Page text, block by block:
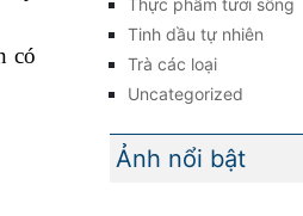
có
Thực phẩm tươi sống
Tinh dầu tự nhiên
Trà các loại
Uncategorized
Ảnh nổi bật